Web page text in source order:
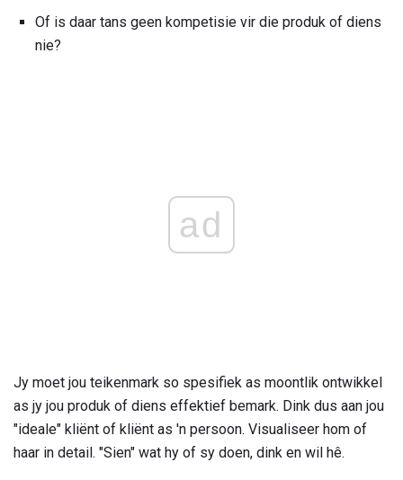
Of is daar tans geen kompetisie vir die produk of diens
nie?
ad
Jy moet jou teikenmark so spesifiek as moontlik ontwikkel
as jy jou produk of diens effektief bemark. Dink dus aan jou
"ideale" kliënt of kliënt as 'n persoon. Visualiseer hom of
haar in detail. "Sien" wat hy of sy doen, dink en wil hê.